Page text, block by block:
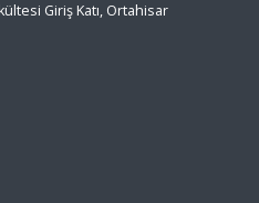
Giriş Katı, Ortahisar